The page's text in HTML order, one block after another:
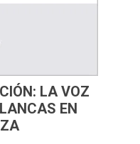
LA VOZ
EN